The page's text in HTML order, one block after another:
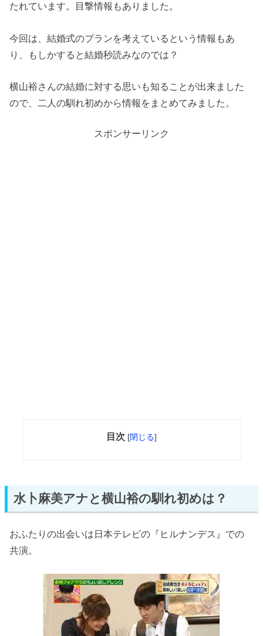
たれています。目撃情報もありました。
今回は、結婚式のプランを考えているという情報もあ
り、もしかすると結婚秒読みなのでは？
横山裕さんの結婚に対する思いも知ることが出来ました
ので、二人の馴れ初めから情報をまとめてみました。
スポンサーリンク
目次 [閉じる]
水卜麻美アナと横山裕の馴れ初めは？
おふたりの出会いは日本テレビの『ヒルナンデス』での
共演。